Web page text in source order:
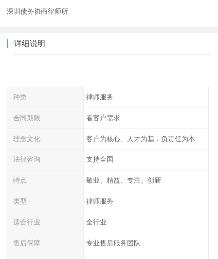
深圳债务协商律师所
详细说明
种类 律师服务
合同期限 看客户需求
理念文化 客户为核心、人才为基，负责任为本
法律咨询 支持全国
特点 敬业、精益、专注、创新
类型 律师服务
适合行业 全行业
售后保障 专业售后服务团队